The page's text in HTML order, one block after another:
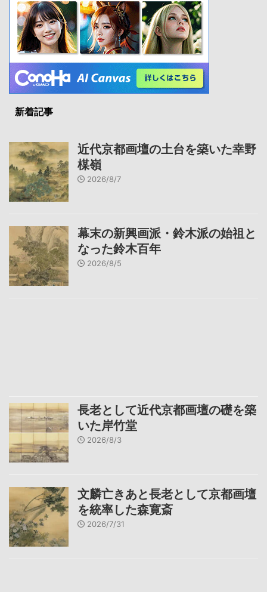
新着記事
近代京都画壇の土台を築いた幸野
楳嶺
2026/8/7
幕末の新興画派・鈴木派の始祖と
なった鈴木百年
2026/8/5
長老として近代京都画壇の礎を築
いた岸竹堂
2026/8/3
文麟亡きあと長老として京都画壇
を統率した森寛斎
2026/7/31